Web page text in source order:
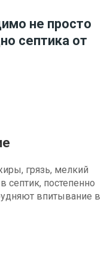
не просто
септика от
грязь, мелкий
септик, постепенно
впитывание в